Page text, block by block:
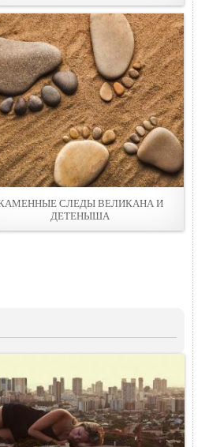
СЛЕДЫ ВЕЛИКАНА И
ДЕТЕНЫША